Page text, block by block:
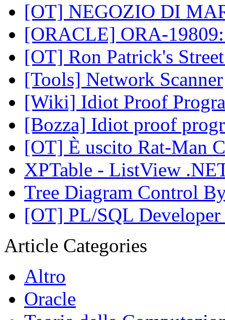
[OT] NEGOZIO DI
[ORACLE] ORA-
[OT] Ron Patrick's
[Tools] Network Scanner
[Wiki] Idiot Proof
[Bozza] Idiot proof
[OT] È uscito Rat-Man
XPTable - ListView
Tree Diagram Control
[OT] PL/SQL Developer
Article Categories
Altro
Oracle